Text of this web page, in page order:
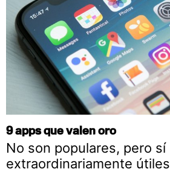
9 apps que valen oro
No son populares, pero sí
extraordinariamente útiles